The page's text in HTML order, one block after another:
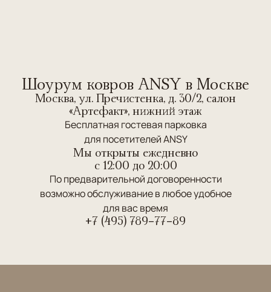
Шоурум ковров ANSY в Москве
Москва, ул. Пречистенка, д. 30/2, салон
«Артефакт», нижний этаж
Бесплатная гостевая парковка
для посетителей ANSY
Мы открыты ежедневно
c 12:00 до 20:00
По предварительной договоренности
возможно обслуживание в любое удобное
для вас время
+7 (495) 789-77-89